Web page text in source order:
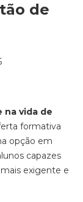
de
na vida de
formativa
opção em
capazes
exigente e